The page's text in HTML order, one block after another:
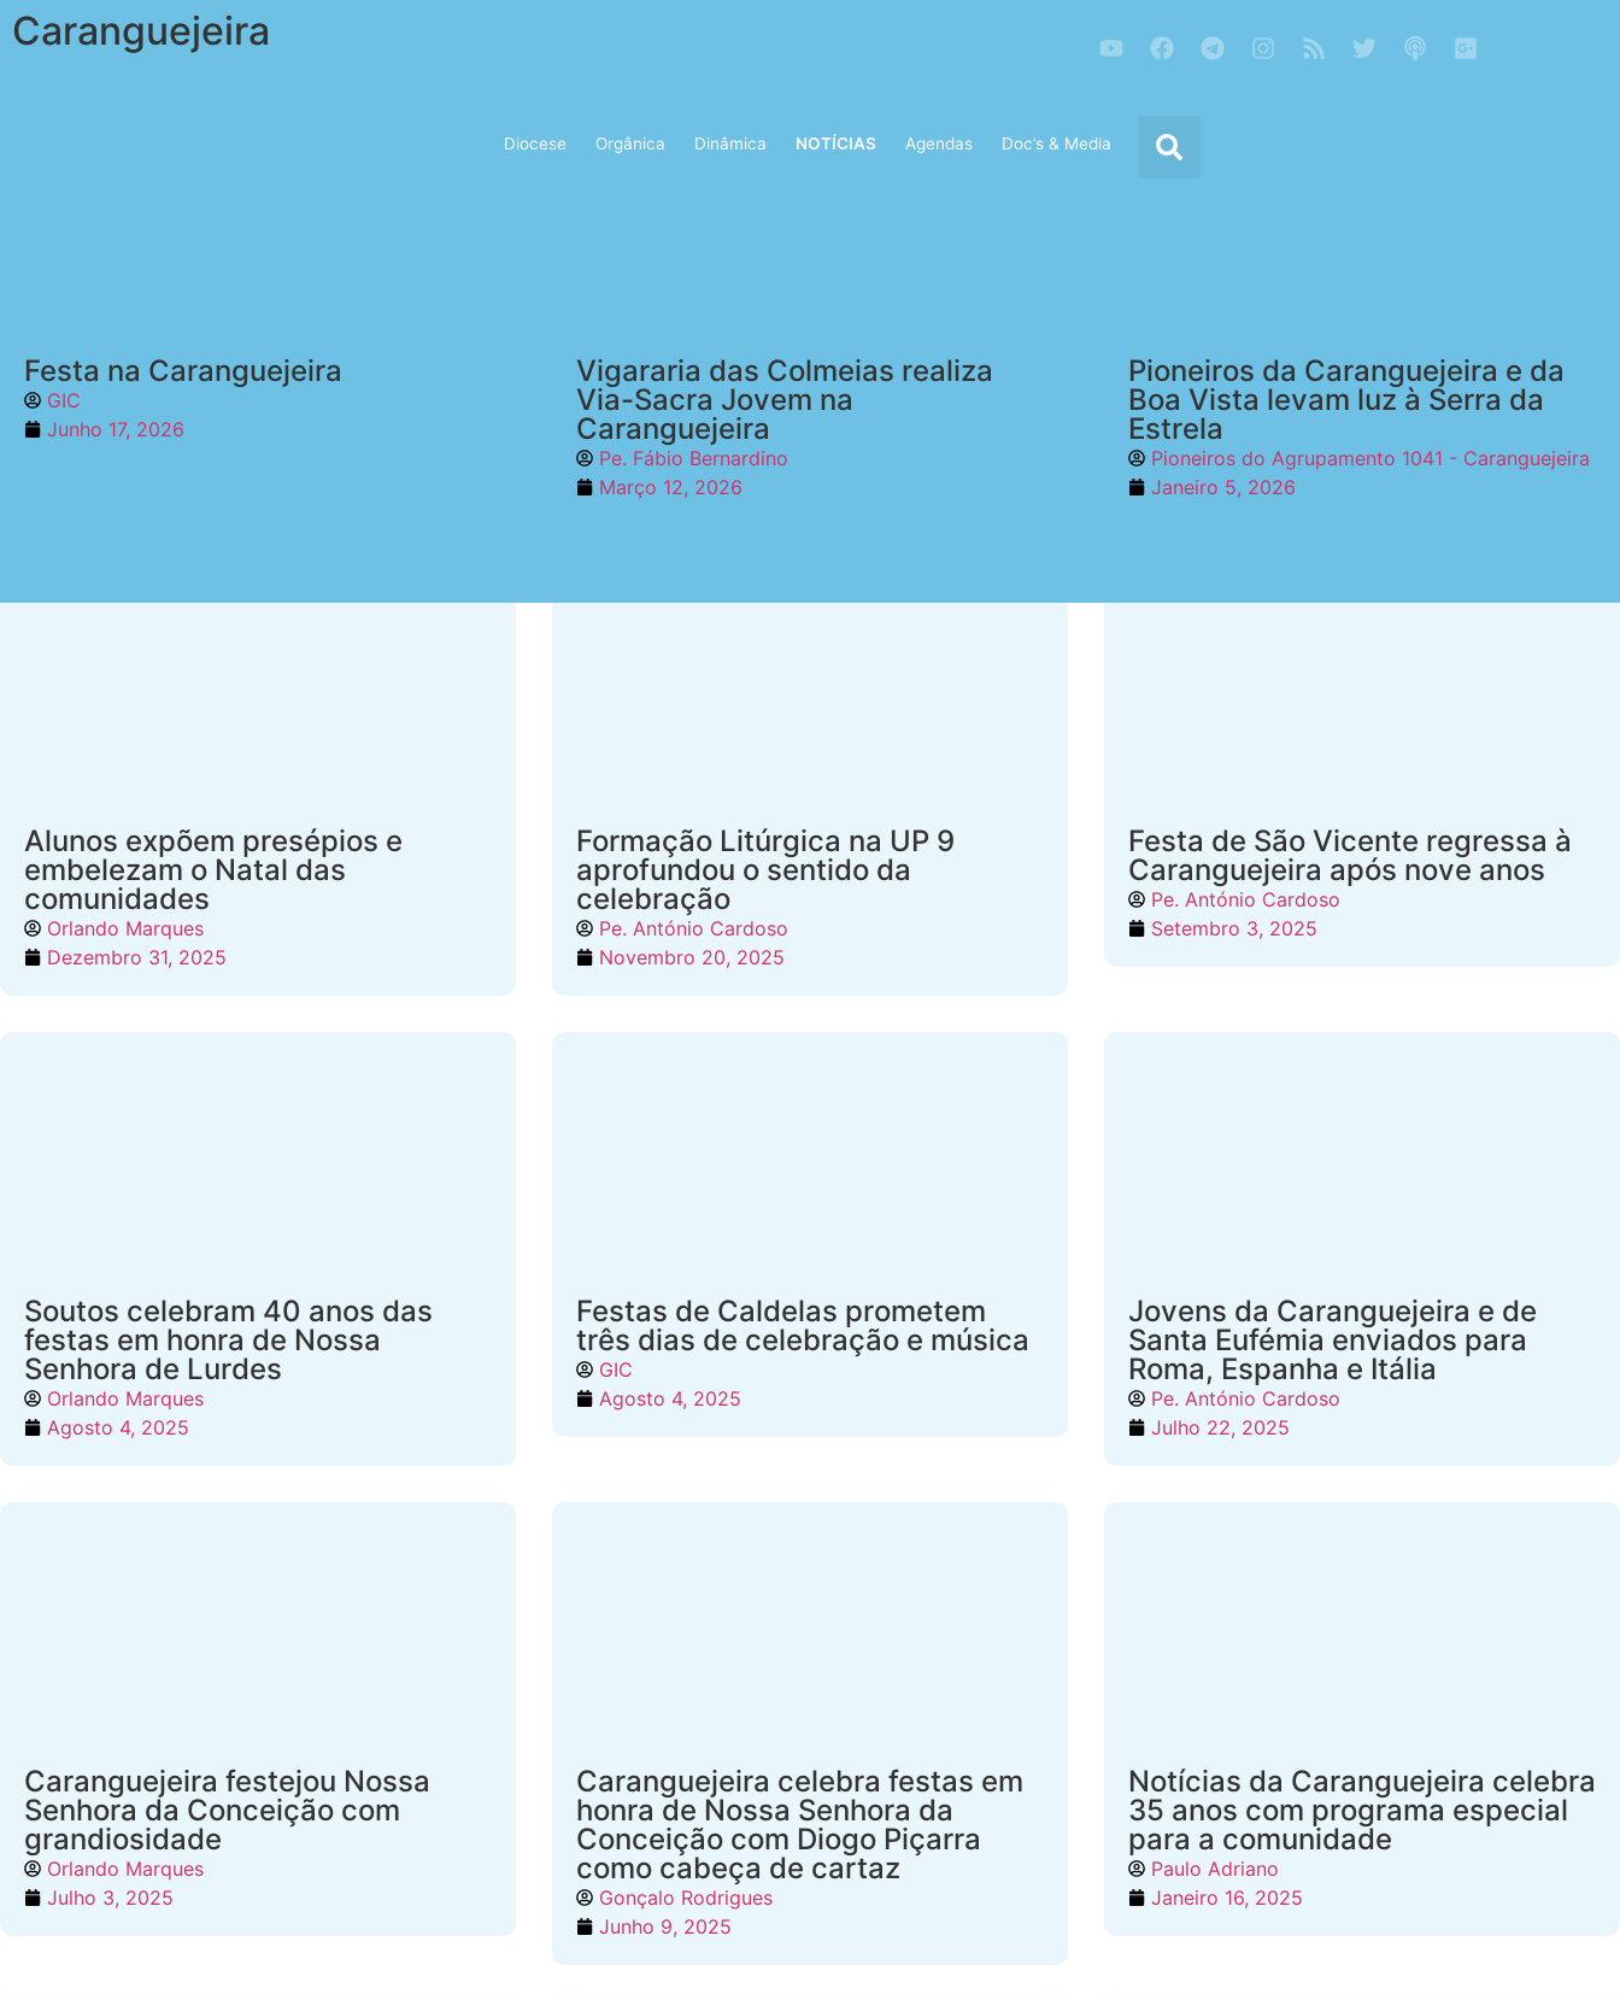
Diocese Orgânica Dinâmica NOTÍCIAS Agendas Doc’s & Media
Caranguejeira
Festa na Caranguejeira
GIC
Junho 17, 2026
Vigararia das Colmeias realiza
Via-Sacra Jovem na
Caranguejeira
Pe. Fábio Bernardino
Março 12, 2026
Pioneiros da Caranguejeira e da
Boa Vista levam luz à Serra da
Estrela
Pioneiros do Agrupamento 1041 - Caranguejeira
Janeiro 5, 2026
Alunos expõem presépios e
embelezam o Natal das
comunidades
Orlando Marques
Dezembro 31, 2025
Formação Litúrgica na UP 9
aprofundou o sentido da
celebração
Pe. António Cardoso
Novembro 20, 2025
Festa de São Vicente regressa à
Caranguejeira após nove anos
Pe. António Cardoso
Setembro 3, 2025
Soutos celebram 40 anos das
festas em honra de Nossa
Senhora de Lurdes
Orlando Marques
Agosto 4, 2025
Festas de Caldelas prometem
três dias de celebração e música
GIC
Agosto 4, 2025
Jovens da Caranguejeira e de
Santa Eufémia enviados para
Roma, Espanha e Itália
Pe. António Cardoso
Julho 22, 2025
Caranguejeira festejou Nossa
Senhora da Conceição com
grandiosidade
Orlando Marques
Julho 3, 2025
Caranguejeira celebra festas em
honra de Nossa Senhora da
Conceição com Diogo Piçarra
como cabeça de cartaz
Gonçalo Rodrigues
Junho 9, 2025
Notícias da Caranguejeira celebra
35 anos com programa especial
para a comunidade
Paulo Adriano
Janeiro 16, 2025